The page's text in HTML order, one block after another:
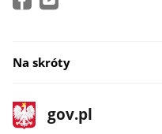
Na skróty
stopka
gov.pl
Strona
gov.pl